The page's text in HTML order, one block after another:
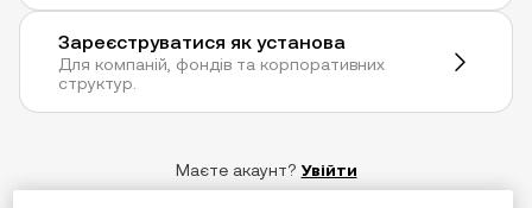
Зареєструватися як установа
Для компаній, фондів та корпоративних
структур.
Маєте акаунт? Увійти